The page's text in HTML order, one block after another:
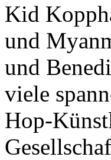
Kid
und
und
viele
Hop-